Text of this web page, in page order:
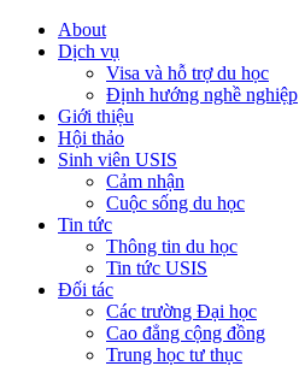
About
Dịch vụ
Visa và hỗ trợ du học
Định hướng nghề nghiệp
Giới thiệu
Hội thảo
Sinh viên USIS
Cảm nhận
Cuộc sống du học
Tin tức
Thông tin du học
Tin tức USIS
Đối tác
Các trường Đại học
Cao đẳng cộng đồng
Trung học tư thục